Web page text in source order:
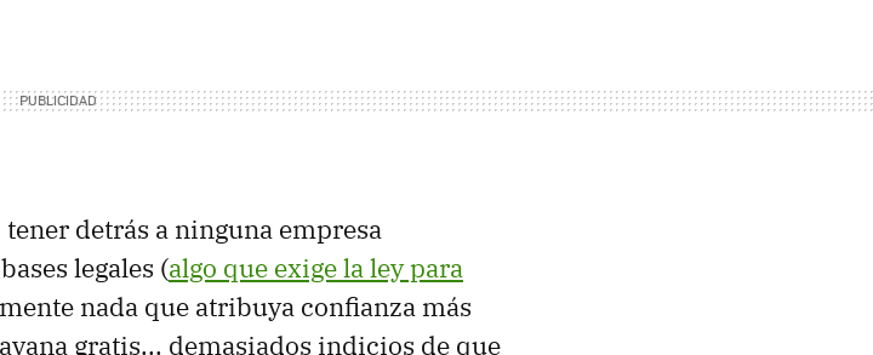
detrás a ninguna empresa
legales (algo que exige la ley para
nada que atribuya confianza más
gratis... demasiados indicios de que